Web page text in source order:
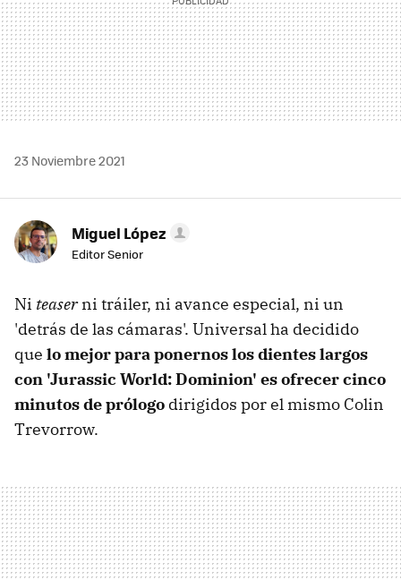
23 Noviembre 2021
Miguel López
Editor Senior
Ni teaserni tráiler, ni avance especial, ni un
'detrás de las cámaras'. Universal ha decidido
que lo mejor para ponernos los dientes largos
con 'Jurassic World: Dominion' es ofrecer cinco
minutos de prólogo dirigidos por el mismo Colin
Trevorrow.